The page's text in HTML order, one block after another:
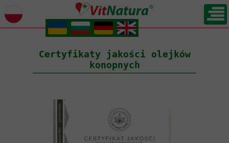
.
.
.
Certyfikaty jakości olejków
konopnych